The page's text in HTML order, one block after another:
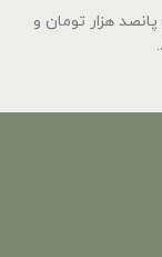
هزار تومان و